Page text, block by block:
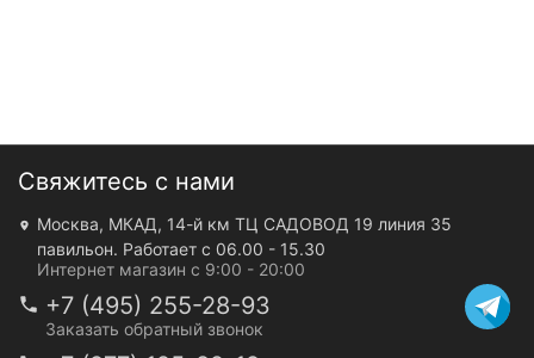
Свяжитесь с нами
Москва, МКАД, 14-й км ТЦ САДОВОД 19 линия 35
павильон. Работает с 06.00 - 15.30
Интернет магазин с 9:00 - 20:00
+7 (495) 255-28-93
Заказать обратный звонок